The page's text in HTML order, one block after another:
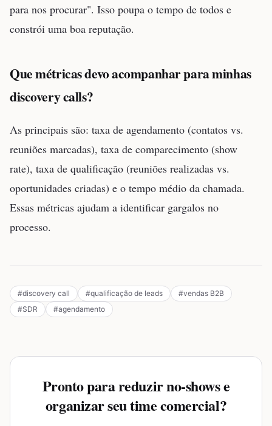
para nos procurar". Isso poupa o tempo de todos e
constrói uma boa reputação.
Que métricas devo acompanhar para minhas
discovery calls?
As principais são: taxa de agendamento (contatos vs.
reuniões marcadas), taxa de comparecimento (show
rate), taxa de qualificação (reuniões realizadas vs.
oportunidades criadas) e o tempo médio da chamada.
Essas métricas ajudam a identificar gargalos no
processo.
#discovery call #qualificação de leads #vendas B2B
#SDR #agendamento
Pronto para reduzir no-shows e
organizar seu time comercial?